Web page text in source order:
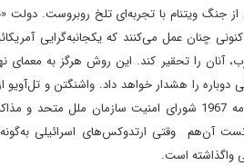
جنگ ویتنام با تجربه‌ای تلخ روبروست. دولت
چنان عمل می‌کنند که یکجانبه‌گرایی
را تحقیر کند. این روش هرگز به معمای
را هشدار خواهد داد. واشنگتن و
آن‌هم وقتی ارتدوکس‌های اسرائیلی
واگذاشته است.